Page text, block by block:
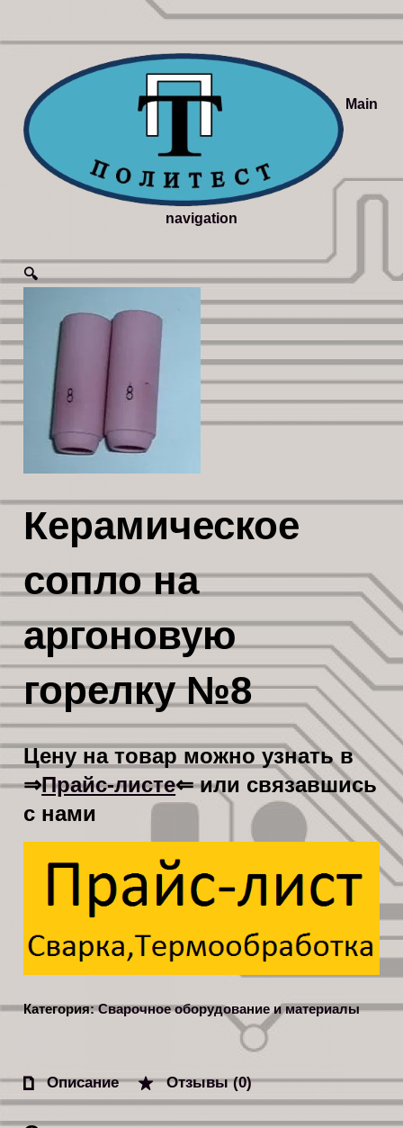
Main
navigation
🔍
Керамическое
сопло на
аргоновую
горелку №8
Цену на товар можно узнать в
⇒Прайс-листе⇐ или связавшись
с нами
Категория:Сварочное оборудование и материалы
Описание Отзывы (0)